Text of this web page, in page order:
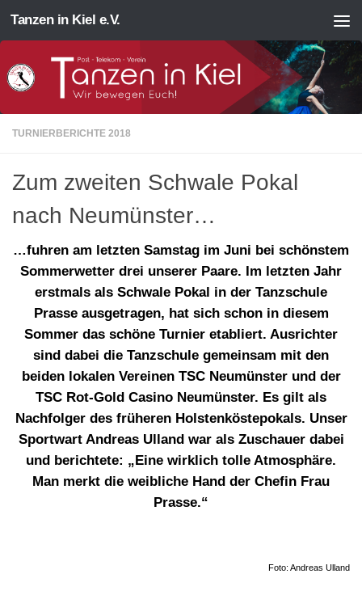
Zum Inhalt springen
Tanzen in Kiel e.V.
TURNIERBERICHTE 2018
Zum zweiten Schwale Pokal
nach Neumünster…
…fuhren am letzten Samstag im Juni bei schönstem
Sommerwetter drei unserer Paare. Im letzten Jahr
erstmals als Schwale Pokal in der Tanzschule
Prasse ausgetragen, hat sich schon in diesem
Sommer das schöne Turnier etabliert. Ausrichter
sind dabei die Tanzschule gemeinsam mit den
beiden lokalen Vereinen TSC Neumünster und der
TSC Rot-Gold Casino Neumünster. Es gilt als
Nachfolger des früheren Holstenköstepokals. Unser
Sportwart Andreas Ulland war als Zuschauer dabei
und berichtete: „Eine wirklich tolle Atmosphäre.
Man merkt die weibliche Hand der Chefin Frau
Prasse.“
Foto: Andreas Ulland